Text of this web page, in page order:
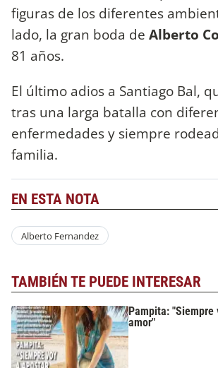
figuras de los diferentes
lado, la gran boda de Alberto
81 años.
El último adios a Santiago Bal,
tras una larga batalla con
enfermedades y siempre
familia.
EN ESTA NOTA
Alberto Fernandez
TAMBIÉN TE PUEDE INTERESAR
Pampita: "Siempre
amor"